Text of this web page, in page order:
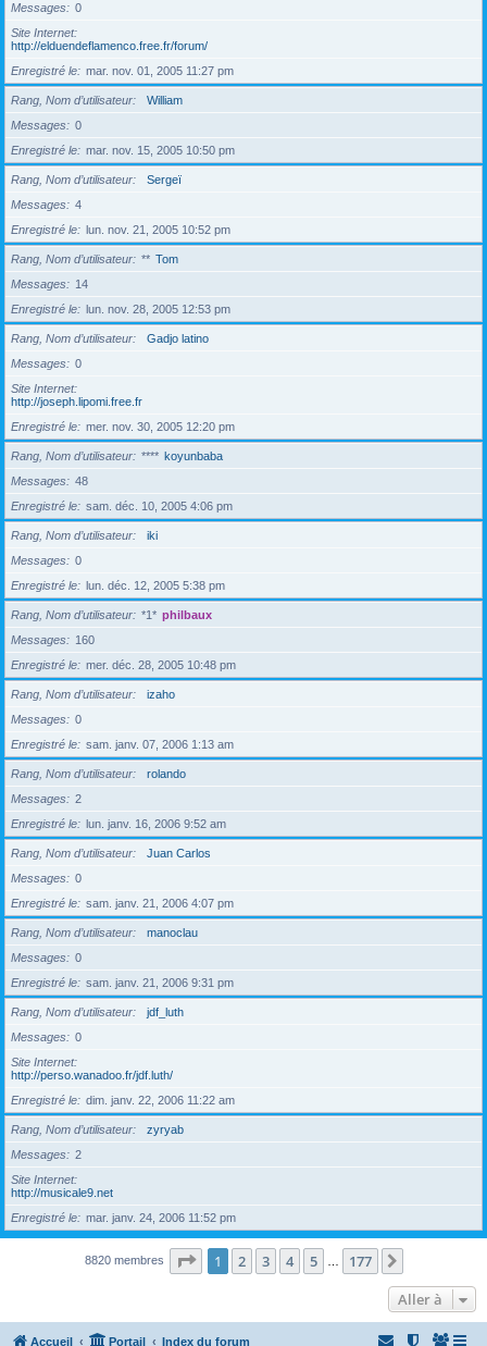
Messages
0
Site Internet
http://elduendeflamenco.free.fr/forum/
Enregistré le
mar. nov. 01, 2005 11:27 pm
Rang, Nom d’utilisateur
William
Messages
0
Enregistré le
mar. nov. 15, 2005 10:50 pm
Rang, Nom d’utilisateur
Sergeï
Messages
4
Enregistré le
lun. nov. 21, 2005 10:52 pm
Rang, Nom d’utilisateur ** Tom
Messages
14
Enregistré le
lun. nov. 28, 2005 12:53 pm
Rang, Nom d’utilisateur
Gadjo latino
Messages
0
Site Internet
http://joseph.lipomi.free.fr
Enregistré le
mer. nov. 30, 2005 12:20 pm
Rang, Nom d’utilisateur **** koyunbaba
Messages
48
Enregistré le
sam. déc. 10, 2005 4:06 pm
Rang, Nom d’utilisateur
iki
Messages
0
Enregistré le
lun. déc. 12, 2005 5:38 pm
Rang, Nom d’utilisateur *1* philbaux
Messages
160
Enregistré le
mer. déc. 28, 2005 10:48 pm
Rang, Nom d’utilisateur
izaho
Messages
0
Enregistré le
sam. janv. 07, 2006 1:13 am
Rang, Nom d’utilisateur
rolando
Messages
2
Enregistré le
lun. janv. 16, 2006 9:52 am
Rang, Nom d’utilisateur
Juan Carlos
Messages
0
Enregistré le
sam. janv. 21, 2006 4:07 pm
Rang, Nom d’utilisateur
manoclau
Messages
0
Enregistré le
sam. janv. 21, 2006 9:31 pm
Rang, Nom d’utilisateur
jdf_luth
Messages
0
Site Internet
http://perso.wanadoo.fr/jdf.luth/
Enregistré le
dim. janv. 22, 2006 11:22 am
Rang, Nom d’utilisateur
zyryab
Messages
2
Site Internet
http://musicale9.net
Enregistré le
mar. janv. 24, 2006 11:52 pm
8820 membres Page 1sur177
1 2 3 4 5 177
Aller à
Accueil Portail Index du forum